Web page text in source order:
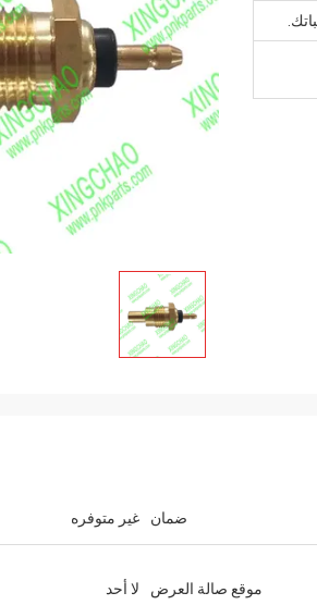
ضمان غير متوفره
موقع صالة العرض لا أحد